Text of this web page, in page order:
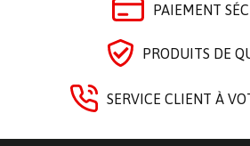
PAIEMENT
PRODUITS DE
SERVICE CLIENT À